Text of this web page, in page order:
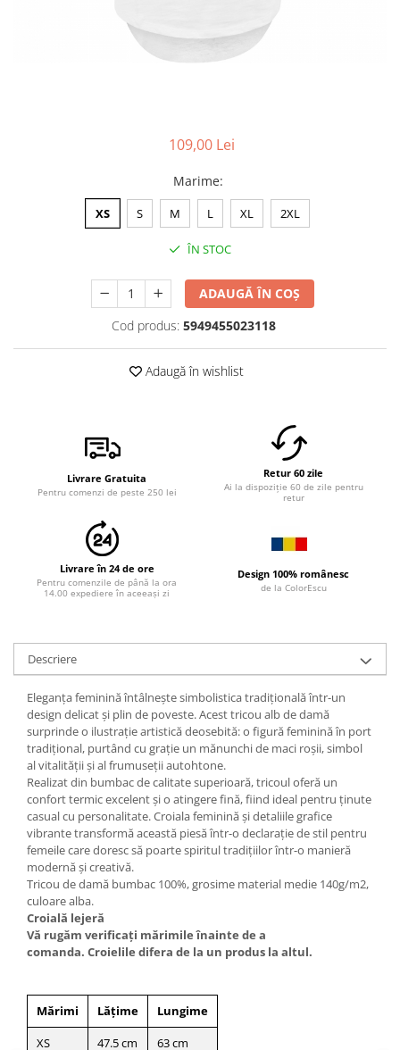
Tricouri de poveste
109,00 Lei
Marime:
XS S M L XL 2XL
ÎN STOC
ADAUGĂ ÎN COȘ
Cod produs: 5949455023118
Adaugă în wishlist
Livrare Gratuita
Pentru comenzi de peste 250 lei
Retur 60 zile
Ai la dispoziție 60 de zile pentru
retur
Livrare în 24 de ore
Pentru comenzile de până la ora
14.00 expediere în aceeași zi
Design 100% românesc
de la ColorEscu
Descriere
Eleganța feminină întâlnește simbolistica tradițională într-un
design delicat și plin de poveste. Acest tricou alb de damă
surprinde o ilustrație artistică deosebită: o figură feminină în port
tradițional, purtând cu grație un mănunchi de maci roșii, simbol
al vitalității și al frumuseții autohtone.
Realizat din bumbac de calitate superioară, tricoul oferă un
confort termic excelent și o atingere fină, fiind ideal pentru ținute
casual cu personalitate. Croiala feminină și detaliile grafice
vibrante transformă această piesă într-o declarație de stil pentru
femeile care doresc să poarte spiritul tradițiilor într-o manieră
modernă și creativă.
Tricou de damă bumbac 100%, grosime material medie 140g/m2,
culoare alba.
Croială lejeră
Vă rugăm verificaţi mărimile înainte de a
comanda. Croielile difera de la un produs la altul.
Mărimi Lățime
Lungime
XS
47.5 cm 63 cm